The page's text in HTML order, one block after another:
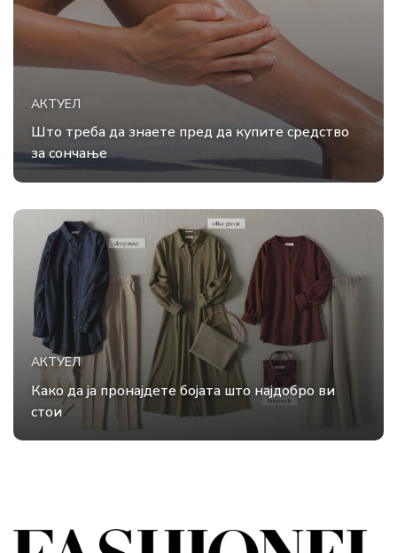
АКТУЕЛ
Што треба да знаете пред да купите средство
за сончање
АКТУЕЛ
Како да ја пронајдете бојата што најдобро ви
стои